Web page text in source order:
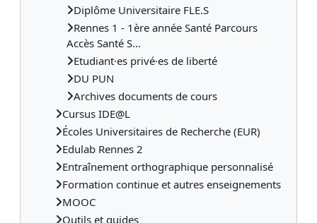
Diplôme Universitaire FLE.S
Rennes 1 - 1ère année Santé Parcours
Accès Santé S...
Etudiant·es privé·es de liberté
DU PUN
Archives documents de cours
Cursus IDE@L
Écoles Universitaires de Recherche (EUR)
Edulab Rennes 2
Entraînement orthographique personnalisé
Formation continue et autres enseignements
MOOC
Outils et guides